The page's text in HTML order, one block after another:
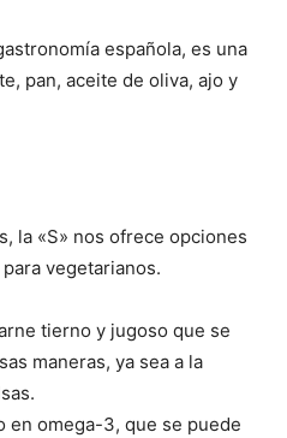
española, es una
pan, aceite de oliva, ajo y
la «S» nos ofrece opciones
vegetarianos.
tierno y jugoso que se
maneras, ya sea a la
en omega-3, que se puede